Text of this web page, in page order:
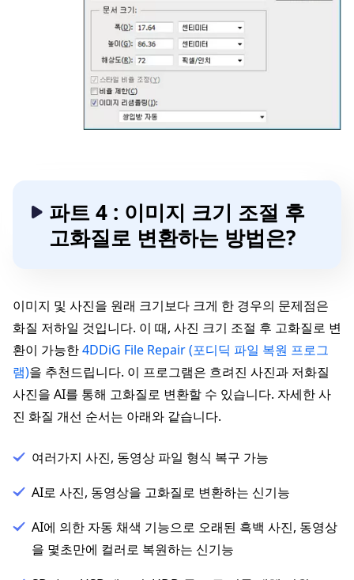
파트 4 : 이미지 크기 조절 후
고화질로 변환하는 방법은?
이미지 및 사진을 원래 크기보다 크게 한 경우의 문제점은
화질 저하일 것입니다. 이 때, 사진 크기 조절 후 고화질로 변
환이 가능한4DDiG File Repair (포디딕 파일 복원 프로그
램)을 추천드립니다. 이 프로그램은 흐려진 사진과 저화질
사진을 AI를 통해 고화질로 변환할 수 있습니다. 자세한 사
진 화질 개선 순서는 아래와 같습니다.
여러가지 사진, 동영상 파일 형식 복구 가능
AI로 사진, 동영상을 고화질로 변환하는 신기능
AI에 의한 자동 채색 기능으로 오래된 흑백 사진, 동영상
을 몇초만에 컬러로 복원하는 신기능